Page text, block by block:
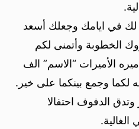
لك في ايامك وجعلك أسعد
الخطوبة وأتمنى لكم
الأميرات “الاسم” الف
لكما وجمع بينكما على خير.
الدفوف احتفالا